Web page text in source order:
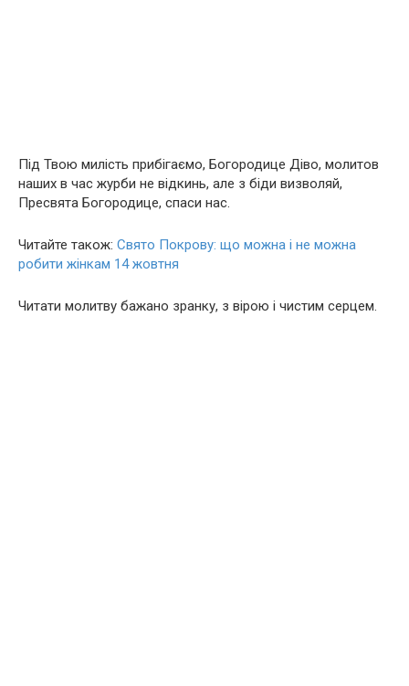
Під Твою милість прибігаємо, Богородице Діво, молитов
наших в час журби не відкинь, але з біди визволяй,
Пресвята Богородице, спаси нас.
Читайте також: Свято Покрову: що можна і не можна
робити жінкам 14 жовтня
Читати молитву бажано зранку, з вірою і чистим серцем.